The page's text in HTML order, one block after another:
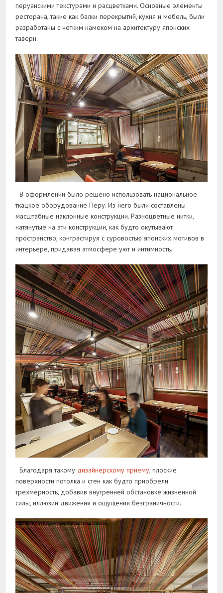
перуанскими текстурами и расцветками. Основные элементы
ресторана, такие как балки перекрытий, кухня и мебель, были
разработаны с четким намеком на архитектуру японских
таверн.
В оформлении было решено использовать национальное
ткацкое оборудование Перу. Из него были составлены
масштабные наклонные конструкции. Разноцветные нитки,
натянутые на эти конструкции, как будто окутывают
пространство, контрастируя с суровостью японских мотивов в
интерьере, придавая атмосфере уют и интимность.
Благодаря такому дизайнерскому приему, плоские
поверхности потолка и стен как будто приобрели
трехмерность, добавив внутренней обстановке жизненной
силы, иллюзии движения и ощущения безграничности.